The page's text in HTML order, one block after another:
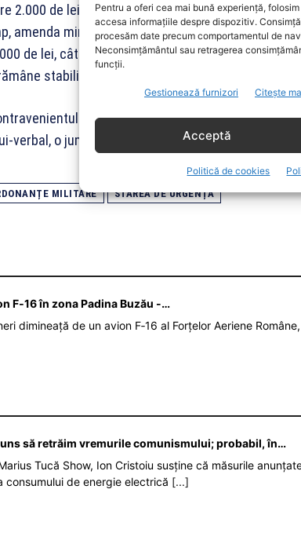
Pentru a oferi cea mai bună experiență,
accesa informațiile despre dispozitiv.
procesăm date precum comportamentul de
Neconsimțământul sau retragerea
funcții.
Gestionează furnizori Citește
Acceptă
Politică de cookies
2.000 de lei şi 20.000 de lei, faţă de valorile
amenda minimă pentru persoanele juridice care
de lei, cât era până la 3 aprilie, la 10.000 de lei,
stabilit la 70.000 de lei.
să achite, în termen de cel mult 15
verbal, o jumătate din cuantumul amenzii
MILITARE STAREA DE URGENȚA
F‑16 în zona Padina Buzău -…
dimineață de un avion F‑16 al Forțelor Aeriene
să retrăim vremurile comunismului; probabil, în…
Tucă Show, Ion Cristoiu susține că măsurile
consumului de energie electrică [...]